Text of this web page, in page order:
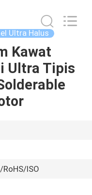
Ultra Halus
Kawat
Ultra Tipis
ISO